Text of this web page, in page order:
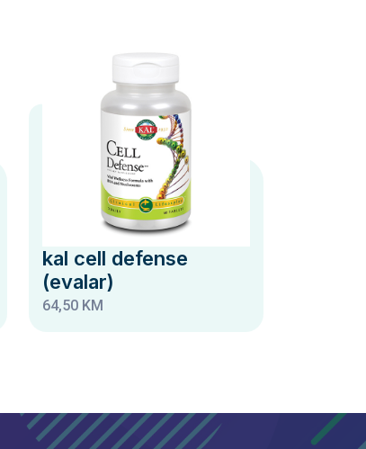
kal cell defense
(evalar)
64,50 KM